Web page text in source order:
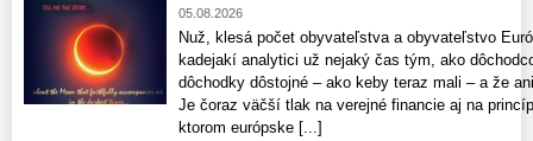
05.08.2026
Nuž, klesá počet obyvateľstva a obyvateľstvo
kadejakí analytici už nejaký čas tým, ako
dôchodky dôstojné – ako keby teraz mali – a že
Je čoraz väčší tlak na verejné financie aj na
ktorom európske [...]